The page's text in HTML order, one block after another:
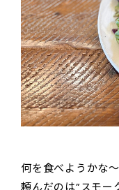
何を食べようかな
頼んだのは”スモー